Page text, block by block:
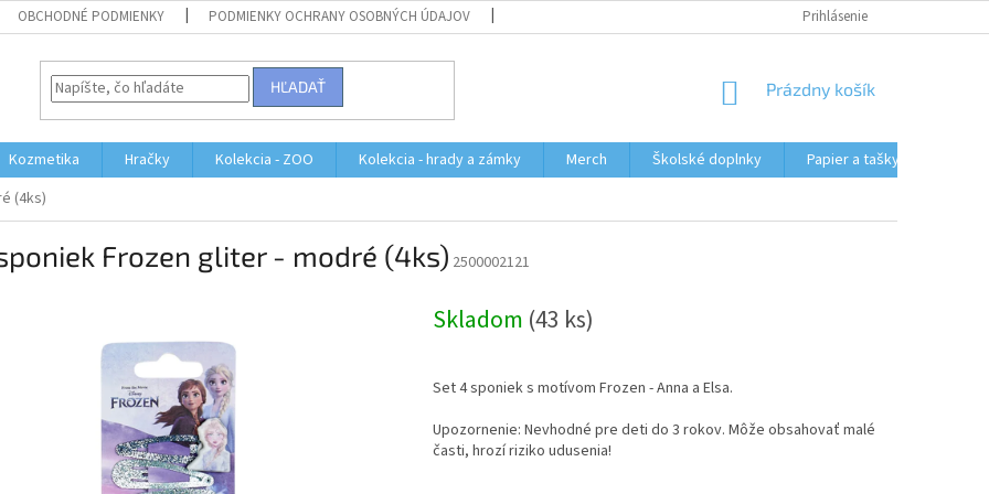
OBCHODNÉ PODMIENKY PODMIENKY OCHRANY OSOBNÝCH ÚDAJOV MOJA OBJEDNÁVKAPrihlásenie
HĽADAŤ
NÁKUPNÝ
Prázdny košík
Kozmetika Hračky Kolekcia - ZOO Kolekcia - hrady a zámky Merch Školské doplnky Papier a tašky
(4ks)
Frozen gliter - modré (4ks) 2500002121
Skladom (43 ks)
Set 4 sponiek s motívom Frozen - Anna a Elsa.
Upozornenie: Nevhodné pre deti do 3 rokov. Môže obsahovať malé
časti, hrozí riziko udusenia!